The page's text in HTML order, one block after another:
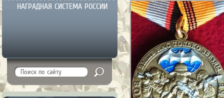
НАГРАДНАЯ СИСТЕМА РОССИИ